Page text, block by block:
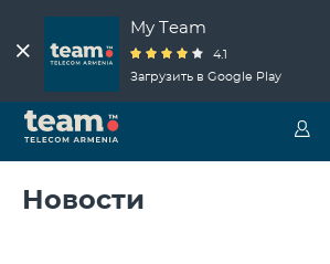
My Team
4.1
Загрузить в Google Play
Новости